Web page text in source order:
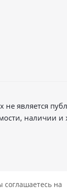
является
наличии
соглашаетесь на